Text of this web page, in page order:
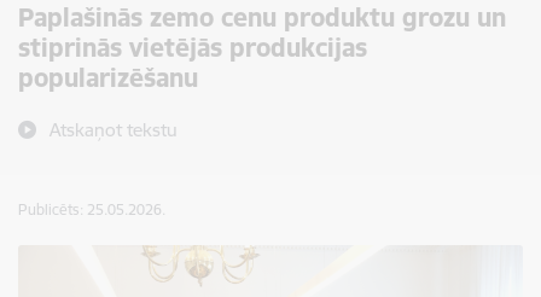
Paplašinās zemo cenu produktu grozu un
stiprinās vietējās produkcijas
popularizēšanu
Atskaņot tekstu
Publicēts: 25.05.2026.